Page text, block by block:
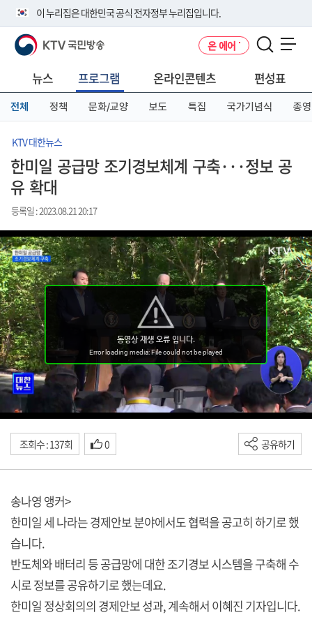
이 누리집은 대한민국 공식 전자정부 누리집입니다.
공식 누리집 주소 확인하기
니다.
이밖에 or.kr 또는 .kr등 다른 도메인 주소를 사용하고 있다면 아래 URL에
서 도메인 주소를 확인해 보세요
KTV 국민방송 온 에어
뉴스 프로그램 온라인콘텐츠 편성표
전체 정책 문화/교양 보도 특집 국가기념식 종영
KTV 대한뉴스
한미일 공급망 조기경보체계 구축···정보 공
유 확대
등록일 : 2023.08.21 20:17
조회수 : 137회 0 공유하기
송나영 앵커>
한미일 세 나라는 경제안보 분야에서도 협력을 공고히 하기로 했
습니다.
반도체와 배터리 등 공급망에 대한 조기경보 시스템을 구축해 수
시로 정보를 공유하기로 했는데요.
한미일 정상회의의 경제안보 성과, 계속해서 이혜진 기자입니다.